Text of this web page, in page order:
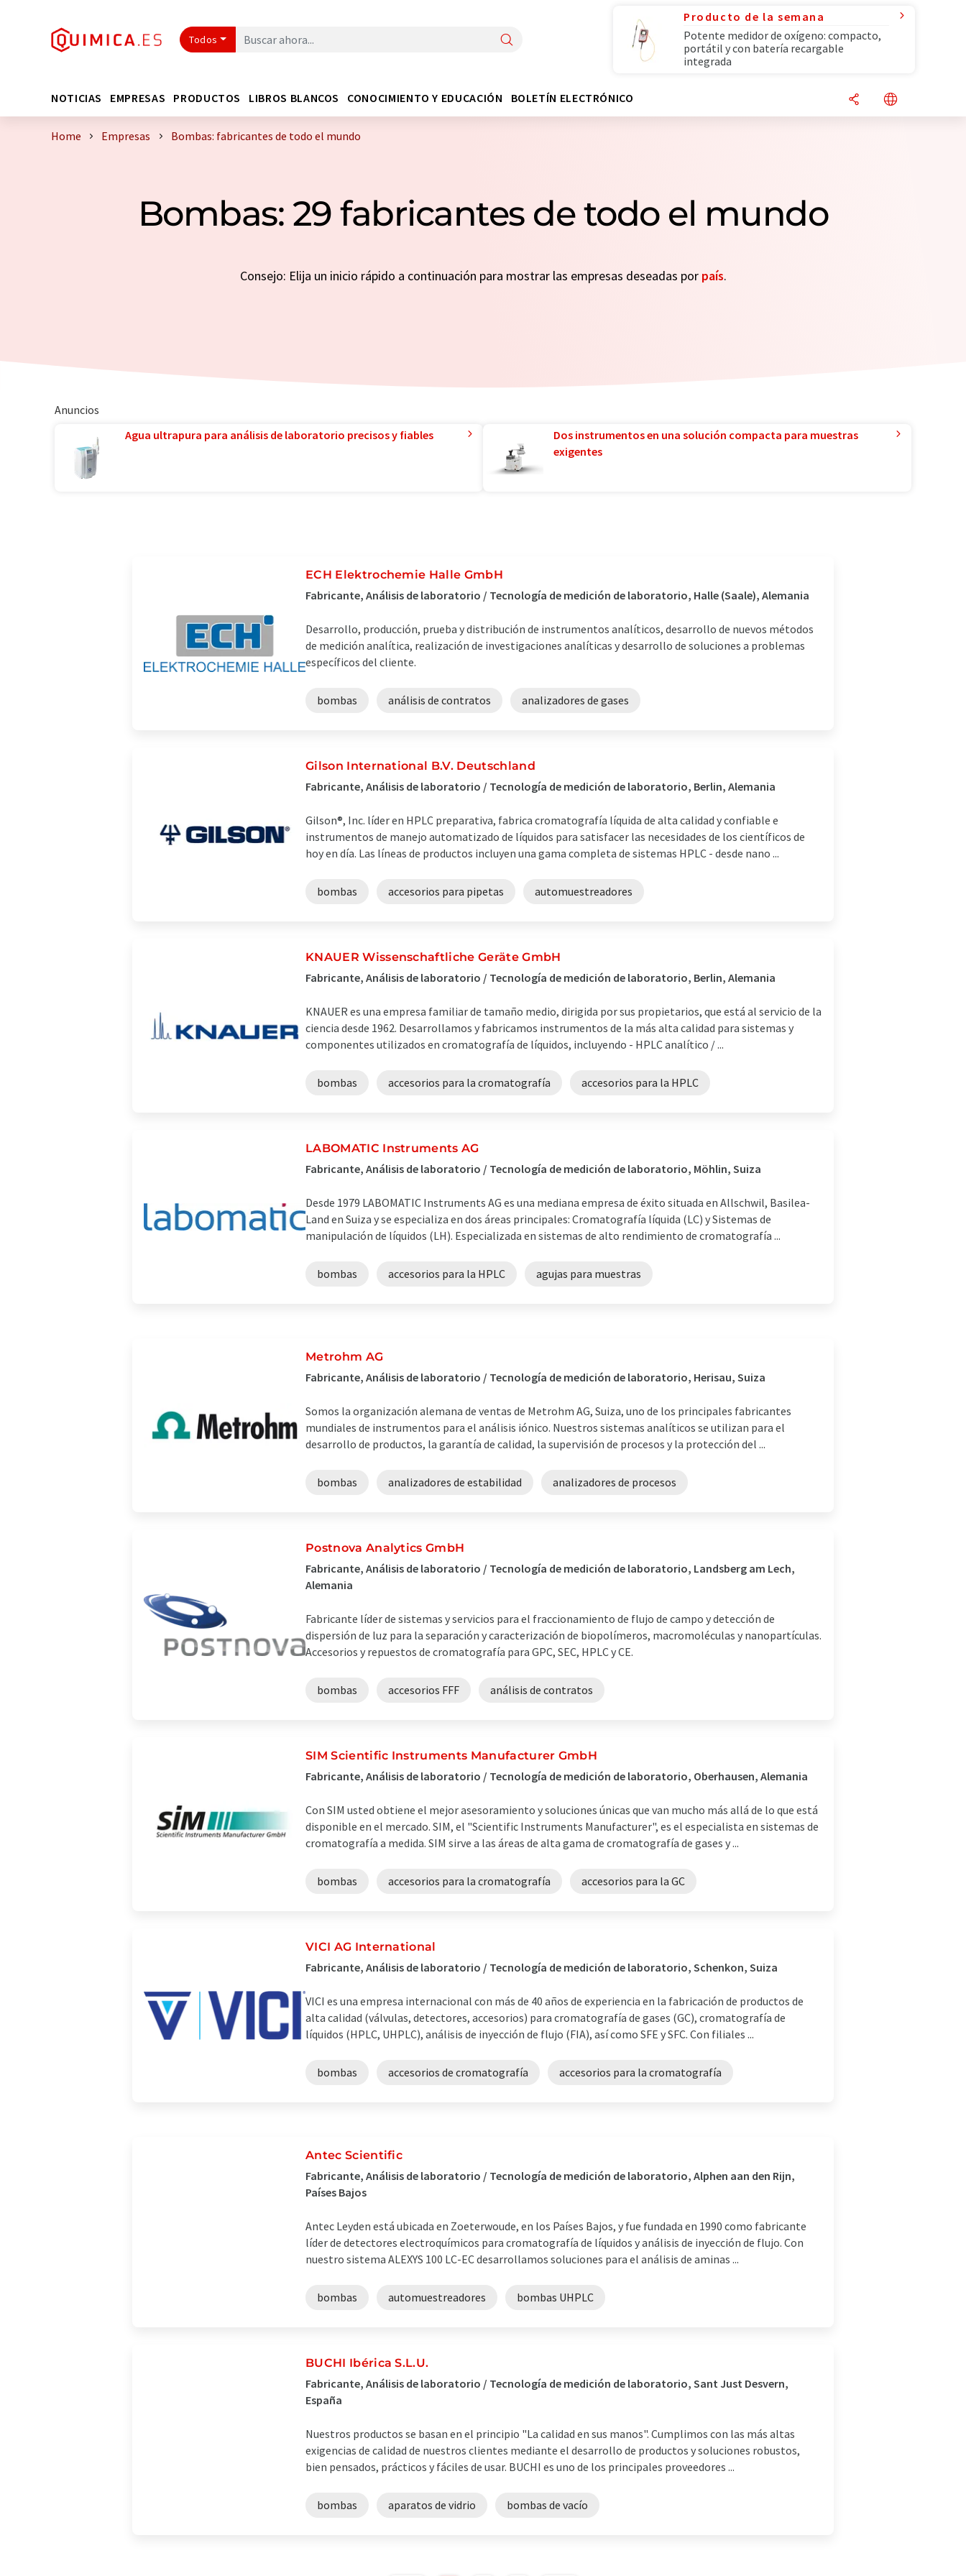
Todos
Producto de la semana
Potente medidor de oxígeno: compacto,
portátil y con batería recargable
integrada
NOTICIAS EMPRESAS PRODUCTOS LIBROS BLANCOS CONOCIMIENTO Y EDUCACIÓN BOLETÍN ELECTRÓNICO
Home Empresas Bombas: fabricantes de todo el mundo
Bombas: 29 fabricantes de todo el mundo
Consejo: Elija un inicio rápido a continuación para mostrar las empresas deseadas por país.
Anuncios
Agua ultrapura para análisis de laboratorio precisos y fiables
Dos instrumentos en una solución compacta para muestras
exigentes
ECH Elektrochemie Halle GmbH
Fabricante, Análisis de laboratorio / Tecnología de medición de laboratorio, Halle (Saale), Alemania
Desarrollo, producción, prueba y distribución de instrumentos analíticos, desarrollo de nuevos métodos
de medición analítica, realización de investigaciones analíticas y desarrollo de soluciones a problemas
específicos del cliente.
bombas análisis de contratos analizadores de gases
Gilson International B.V. Deutschland
Fabricante, Análisis de laboratorio / Tecnología de medición de laboratorio, Berlin, Alemania
Gilson®, Inc. líder en HPLC preparativa, fabrica cromatografía líquida de alta calidad y confiable e
instrumentos de manejo automatizado de líquidos para satisfacer las necesidades de los científicos de
hoy en día. Las líneas de productos incluyen una gama completa de sistemas HPLC - desde nano ...
bombas accesorios para pipetas automuestreadores
KNAUER Wissenschaftliche Geräte GmbH
Fabricante, Análisis de laboratorio / Tecnología de medición de laboratorio, Berlin, Alemania
KNAUER es una empresa familiar de tamaño medio, dirigida por sus propietarios, que está al servicio de la
ciencia desde 1962. Desarrollamos y fabricamos instrumentos de la más alta calidad para sistemas y
componentes utilizados en cromatografía de líquidos, incluyendo - HPLC analítico / ...
bombas accesorios para la cromatografía accesorios para la HPLC
LABOMATIC Instruments AG
Fabricante, Análisis de laboratorio / Tecnología de medición de laboratorio, Möhlin, Suiza
Desde 1979 LABOMATIC Instruments AG es una mediana empresa de éxito situada en Allschwil, Basilea-
Land en Suiza y se especializa en dos áreas principales: Cromatografía líquida (LC) y Sistemas de
manipulación de líquidos (LH). Especializada en sistemas de alto rendimiento de cromatografía ...
bombas accesorios para la HPLC agujas para muestras
Metrohm AG
Fabricante, Análisis de laboratorio / Tecnología de medición de laboratorio, Herisau, Suiza
Somos la organización alemana de ventas de Metrohm AG, Suiza, uno de los principales fabricantes
mundiales de instrumentos para el análisis iónico. Nuestros sistemas analíticos se utilizan para el
desarrollo de productos, la garantía de calidad, la supervisión de procesos y la protección del ...
bombas analizadores de estabilidad analizadores de procesos
Postnova Analytics GmbH
Fabricante, Análisis de laboratorio / Tecnología de medición de laboratorio, Landsberg am Lech,
Alemania
Fabricante líder de sistemas y servicios para el fraccionamiento de flujo de campo y detección de
dispersión de luz para la separación y caracterización de biopolímeros, macromoléculas y nanopartículas.
Accesorios y repuestos de cromatografía para GPC, SEC, HPLC y CE.
bombas accesorios FFF análisis de contratos
SIM Scientific Instruments Manufacturer GmbH
Fabricante, Análisis de laboratorio / Tecnología de medición de laboratorio, Oberhausen, Alemania
Con SIM usted obtiene el mejor asesoramiento y soluciones únicas que van mucho más allá de lo que está
disponible en el mercado. SIM, el "Scientific Instruments Manufacturer", es el especialista en sistemas de
cromatografía a medida. SIM sirve a las áreas de alta gama de cromatografía de gases y ...
bombas accesorios para la cromatografía accesorios para la GC
VICI AG International
Fabricante, Análisis de laboratorio / Tecnología de medición de laboratorio, Schenkon, Suiza
VICI es una empresa internacional con más de 40 años de experiencia en la fabricación de productos de
alta calidad (válvulas, detectores, accesorios) para cromatografía de gases (GC), cromatografía de
líquidos (HPLC, UHPLC), análisis de inyección de flujo (FIA), así como SFE y SFC. Con filiales ...
bombas accesorios de cromatografía accesorios para la cromatografía
Antec Scientific
Fabricante, Análisis de laboratorio / Tecnología de medición de laboratorio, Alphen aan den Rijn,
Países Bajos
Antec Leyden está ubicada en Zoeterwoude, en los Países Bajos, y fue fundada en 1990 como fabricante
líder de detectores electroquímicos para cromatografía de líquidos y análisis de inyección de flujo. Con
nuestro sistema ALEXYS 100 LC-EC desarrollamos soluciones para el análisis de aminas ...
bombas automuestreadores bombas UHPLC
BUCHI Ibérica S.L.U.
Fabricante, Análisis de laboratorio / Tecnología de medición de laboratorio, Sant Just Desvern,
España
Nuestros productos se basan en el principio "La calidad en sus manos". Cumplimos con las más altas
exigencias de calidad de nuestros clientes mediante el desarrollo de productos y soluciones robustos,
bien pensados, prácticos y fáciles de usar. BUCHI es uno de los principales proveedores ...
bombas aparatos de vidrio bombas de vacío